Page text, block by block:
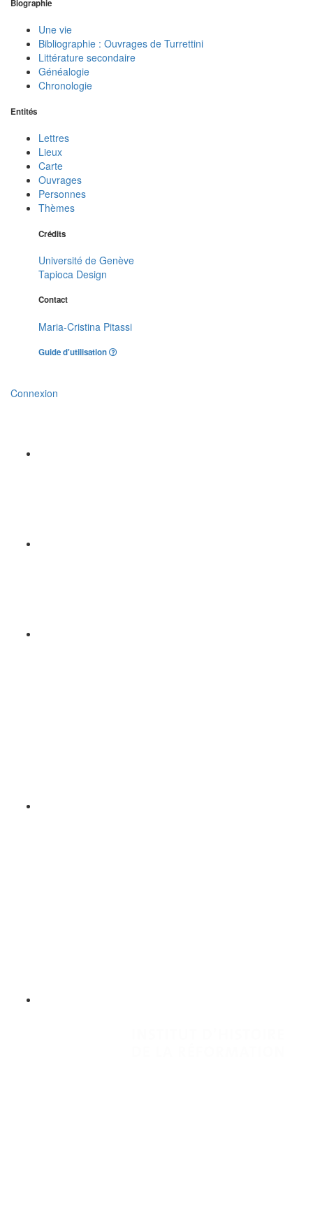
Biographie
Une vie
Bibliographie : Ouvrages de Turrettini
Littérature secondaire
Généalogie
Chronologie
Entités
Lettres
Lieux
Carte
Ouvrages
Personnes
Thèmes
Crédits
Université de Genève
Tapioca Design
Contact
Maria-Cristina Pitassi
Guide d'utilisation
Connexion